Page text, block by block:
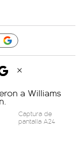
Captura de
pantalla A24